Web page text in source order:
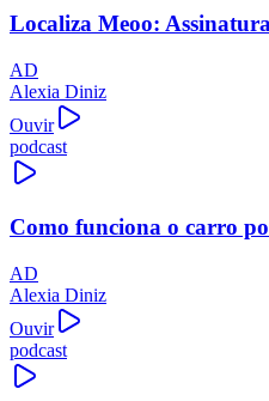
Localiza Meoo:
AD
Alexia Diniz
Ouvir
podcast
Como funciona o carro
AD
Alexia Diniz
Ouvir
podcast